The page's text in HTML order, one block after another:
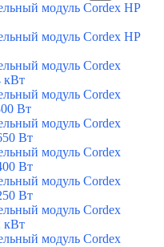
модуль Cordex HP
модуль Cordex HP
модуль Cordex
кВт
модуль Cordex
Вт
модуль Cordex
Вт
модуль Cordex
Вт
модуль Cordex
Вт
модуль Cordex
кВт
модуль Cordex